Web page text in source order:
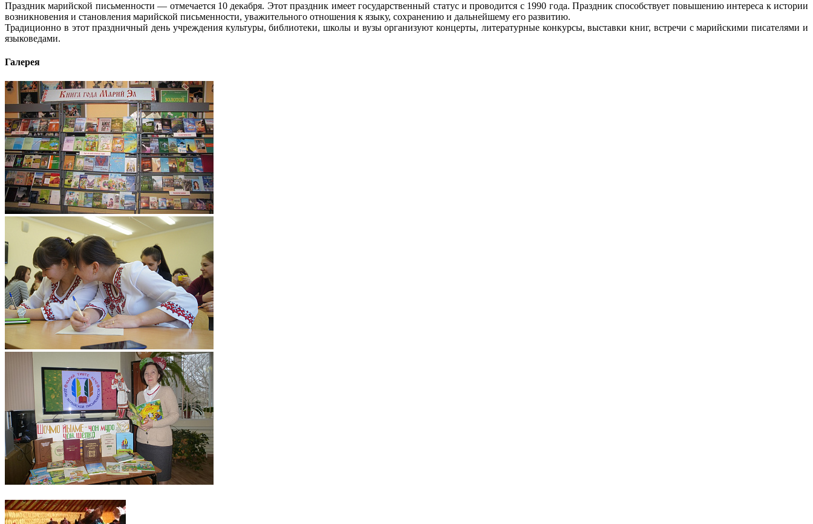
Праздник марийской письменности — отмечается 10 декабря. Этот праздник имеет государственный статус и проводится с 1990 года. Праздник способствует повышению интереса к истории
возникновения и становления марийской письменности, уважительного отношения к языку, сохранению и дальнейшему его развитию.
Традиционно в этот праздничный день учреждения культуры, библиотеки, школы и вузы организуют концерты, литературные конкурсы, выставки книг, встречи с марийскими писателями и
языковедами.
Галерея